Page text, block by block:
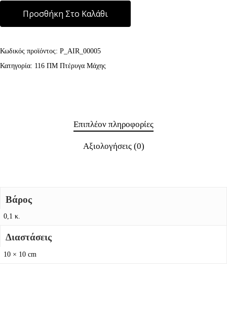
Προσθήκη Στο Καλάθι
Κωδικός προϊόντος: P_AIR_00005
Κατηγορία: 116 ΠΜ Πτέρυγα Μάχης
Επιπλέον πληροφορίες
Αξιολογήσεις (0)
Βάρος
0,1 κ.
Διαστάσεις
10 × 10 cm